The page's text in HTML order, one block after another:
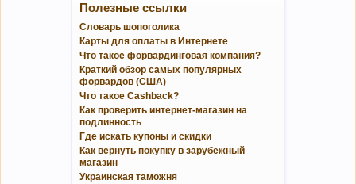
Полезные ссылки
Словарь шопоголика
Карты для оплаты в Интернете
Что такое форвардинговая компания?
Краткий обзор самых популярных
форвардов (США)
Что такое Cashback?
Как проверить интернет-магазин на
подлинность
Где искать купоны и скидки
Как вернуть покупку в зарубежный
магазин
Украинская таможня